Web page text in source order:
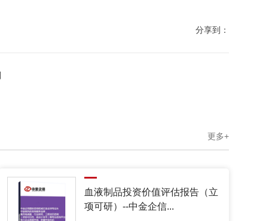
分享到：
更多+
血液制品投资价值评估报告（立
项可研）--中金企信...